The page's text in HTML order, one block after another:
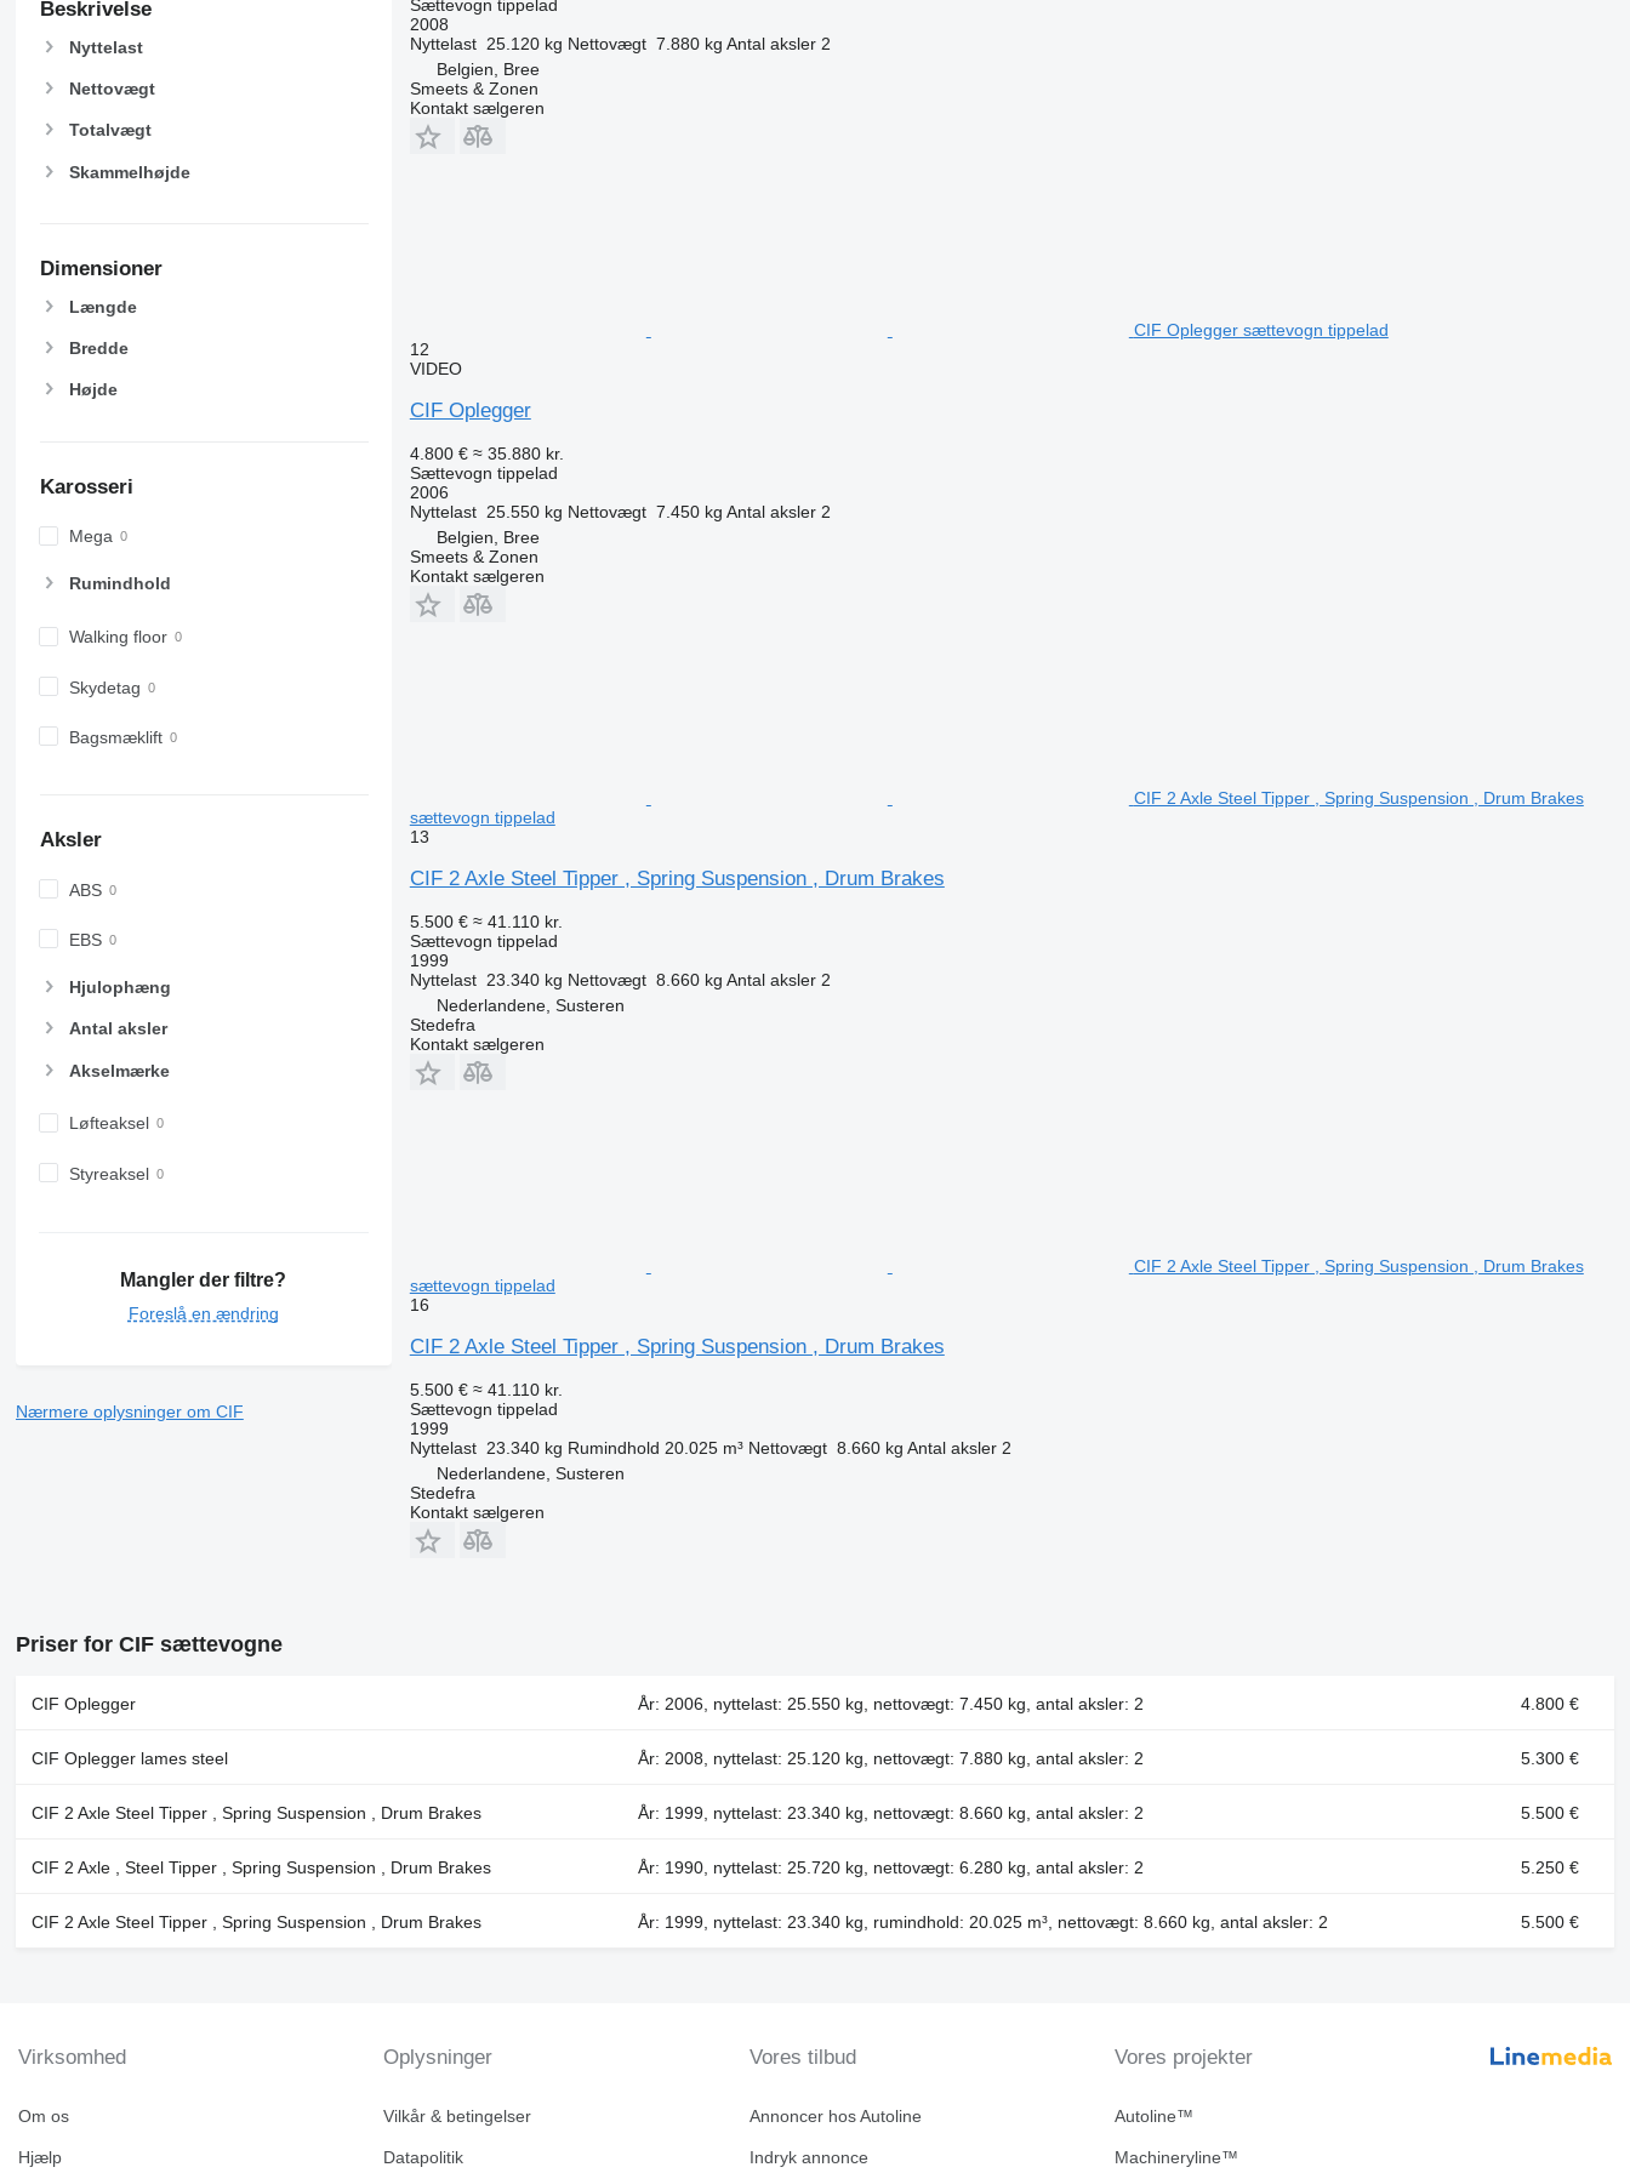
Beskrivelse
Nyttelast
Nettovægt
Totalvægt
Skammelhøjde
Dimensioner
Længde
Bredde
Højde
Karosseri
Mega
Rumindhold
Walking floor
Skydetag
Bagsmæklift
Aksler
ABS
EBS
Hjulophæng
Antal aksler
Akselmærke
Løfteaksel
Styreaksel
Mangler der filtre?
Foreslå en ændring
Nærmere oplysninger om CIF
Sættevogn tippelad
2008
Nyttelast 25.120 kg Nettovægt 7.880 kg Antal aksler 2
Belgien, Bree
Smeets & Zonen
Kontakt sælgeren
CIF Oplegger sættevogn tippelad
12
VIDEO
CIF Oplegger
4.800 € ≈ 35.880 kr.
Sættevogn tippelad
2006
Nyttelast 25.550 kg Nettovægt 7.450 kg Antal aksler 2
Belgien, Bree
Smeets & Zonen
Kontakt sælgeren
CIF 2 Axle Steel Tipper , Spring Suspension , Drum Brakes
sættevogn tippelad
13
CIF 2 Axle Steel Tipper , Spring Suspension , Drum Brakes
5.500 € ≈ 41.110 kr.
Sættevogn tippelad
1999
Nyttelast 23.340 kg Nettovægt 8.660 kg Antal aksler 2
Nederlandene, Susteren
Stedefra
Kontakt sælgeren
CIF 2 Axle Steel Tipper , Spring Suspension , Drum Brakes
sættevogn tippelad
16
CIF 2 Axle Steel Tipper , Spring Suspension , Drum Brakes
5.500 € ≈ 41.110 kr.
Sættevogn tippelad
1999
Nyttelast 23.340 kg Rumindhold 20.025 m³ Nettovægt 8.660 kg Antal aksler 2
Nederlandene, Susteren
Stedefra
Kontakt sælgeren
Priser for CIF sættevogne
CIF Oplegger År: 2006, nyttelast: 25.550 kg, nettovægt: 7.450 kg, antal aksler: 2 4.800 €
CIF Oplegger lames steel År: 2008, nyttelast: 25.120 kg, nettovægt: 7.880 kg, antal aksler: 2 5.300 €
CIF 2 Axle Steel Tipper , Spring Suspension , Drum Brakes År: 1999, nyttelast: 23.340 kg, nettovægt: 8.660 kg, antal aksler: 2 5.500 €
CIF 2 Axle , Steel Tipper , Spring Suspension , Drum Brakes År: 1990, nyttelast: 25.720 kg, nettovægt: 6.280 kg, antal aksler: 2 5.250 €
CIF 2 Axle Steel Tipper , Spring Suspension , Drum Brakes År: 1999, nyttelast: 23.340 kg, rumindhold: 20.025 m³, nettovægt: 8.660 kg, antal aksler: 2 5.500 €
Virksomhed
Om os
Hjælp
Oplysninger
Vilkår & betingelser
Datapolitik
Vores tilbud
Annoncer hos Autoline
Indryk annonce
Vores projekter
Autoline™
Machineryline™